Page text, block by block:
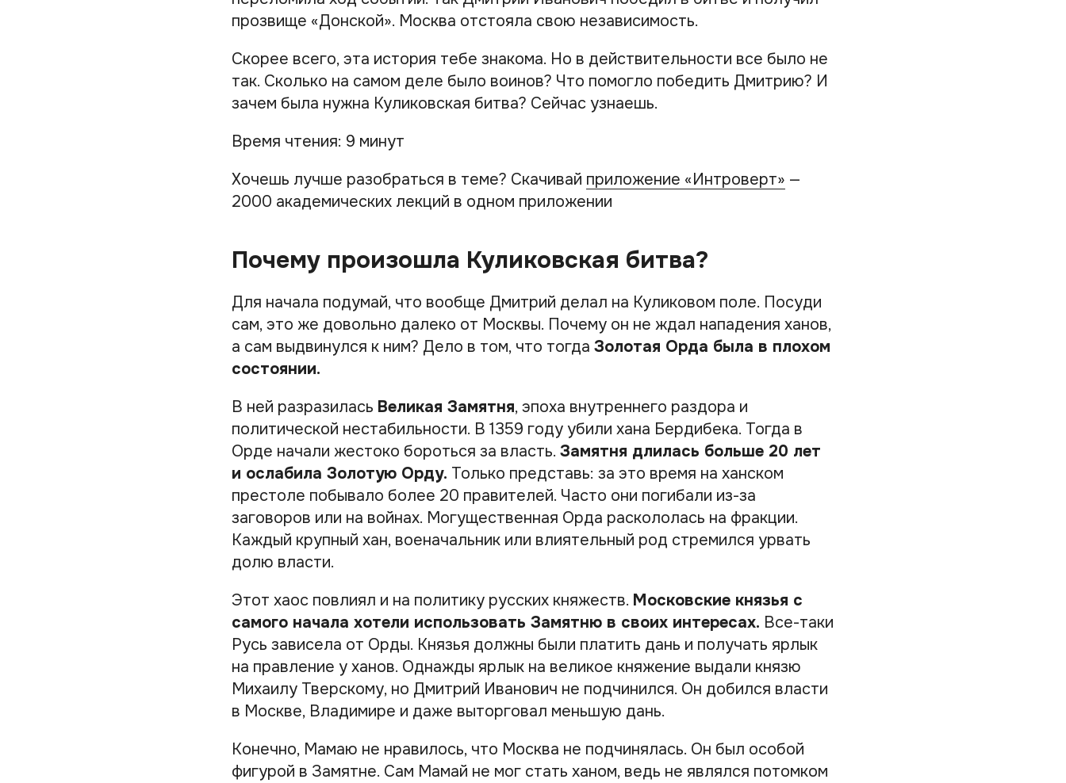
прозвище «Донской». Москва отстояла свою независимость.
Скорее всего, эта история тебе знакома. Но в действительности все было не
так. Сколько на самом деле было воинов? Что помогло победить Дмитрию? И
зачем была нужна Куликовская битва? Сейчас узнаешь.
Время чтения: 9 минут
Хочешь лучше разобраться в теме? Скачивай приложение «Интроверт» —
2000 академических лекций в одном приложении
Почему произошла Куликовская битва?
Для начала подумай, что вообще Дмитрий делал на Куликовом поле. Посуди
сам, это же довольно далеко от Москвы. Почему он не ждал нападения ханов,
а сам выдвинулся к ним? Дело в том, что тогда Золотая Орда была в плохом
состоянии.
В ней разразилась Великая Замятня, эпоха внутреннего раздора и
политической нестабильности. В 1359 году убили хана Бердибека. Тогда в
Орде начали жестоко бороться за власть. Замятня длилась больше 20 лет
и ослабила Золотую Орду. Только представь: за это время на ханском
престоле побывало более 20 правителей. Часто они погибали из-за
заговоров или на войнах. Могущественная Орда раскололась на фракции.
Каждый крупный хан, военачальник или влиятельный род стремился урвать
долю власти.
Этот хаос повлиял и на политику русских княжеств. Московские князья с
самого начала хотели использовать Замятню в своих интересах. Все-таки
Русь зависела от Орды. Князья должны были платить дань и получать ярлык
на правление у ханов. Однажды ярлык на великое княжение выдали князю
Михаилу Тверскому, но Дмитрий Иванович не подчинился. Он добился власти
в Москве, Владимире и даже выторговал меньшую дань.
Конечно, Мамаю не нравилось, что Москва не подчинялась. Он был особой
фигурой в Замятне. Сам Мамай не мог стать ханом, ведь не являлся потомком